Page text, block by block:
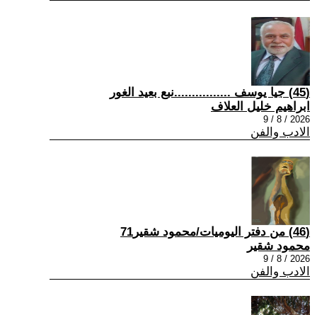
(45) جيا يوسف ................نبع بعيد الغور
ابراهيم خليل العلاف
2026 / 8 / 9
الادب والفن
(46) من دفتر اليوميات/محمود شقير71
محمود شقير
2026 / 8 / 9
الادب والفن